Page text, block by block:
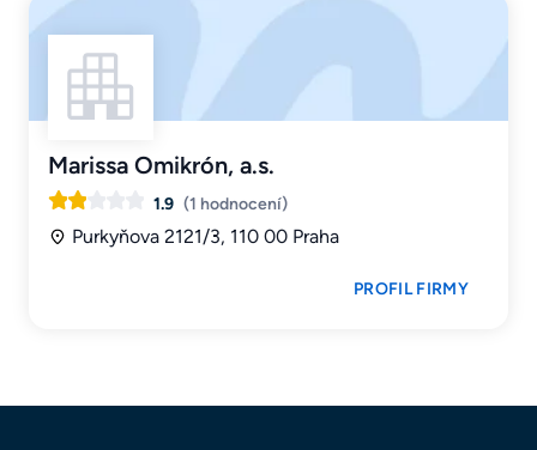
Marissa Omikrón, a.s.
1.9 (1 hodnocení)
Purkyňova 2121/3, 110 00 Praha
PROFIL FIRMY